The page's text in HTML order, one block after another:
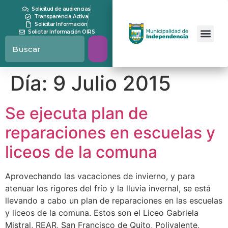
contenidoSolicitud de audiencias
Transparencia Activa
Solicitar Información
Solicitar Información OIRS
Día: 9 Julio 2015
Se ejecuta plan de
reparaciones en escuelas y
liceos de la comuna
Aprovechando las vacaciones de invierno, y para
atenuar los rigores del frío y la lluvia invernal, se está
llevando a cabo un plan de reparaciones en las escuelas
y liceos de la comuna. Estos son el Liceo Gabriela
Mistral, REAR, San Francisco de Quito, Polivalente,